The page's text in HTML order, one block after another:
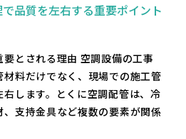
品質を左右する重要ポイント
とされる理由 空調設備の工事
料だけでなく、現場での施工管
します。とくに空調配管は、冷
支持金具など複数の要素が関係